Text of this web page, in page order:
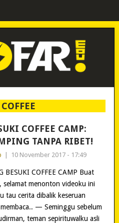
COFFEE
COFFEE CAMP:
TANPA RIBET!
10 November 2017 - 17:49
BESUKI COFFEE CAMP Buat
selamat menonton videoku ini
tau cerita dibalik keseruan
— Seminggu sebelum
teman sepirituwalku asli